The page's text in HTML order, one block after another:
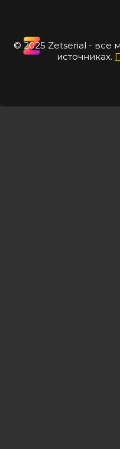
© 2025 Zetserial - все
источниках.